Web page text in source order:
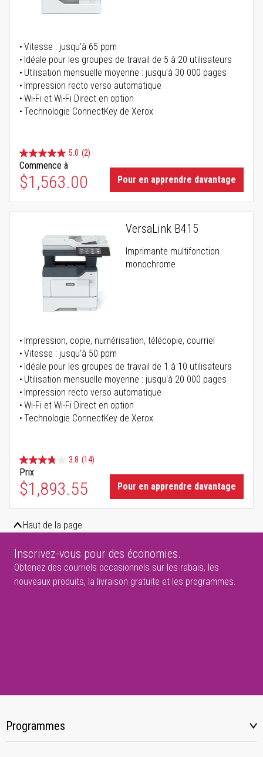
Vitesse : jusqu'à 65 ppm
Idéale pour les groupes de travail de 5 à 20 utilisateurs
Utilisation mensuelle moyenne : jusqu'à 30 000 pages
Impression recto verso automatique
Wi-Fi et Wi-Fi Direct en option
Technologie ConnectKey de Xerox
5.0 (2)
Commence à
$1,563.00 Pour en apprendre davantage
VersaLink B415
Imprimante multifonction
monochrome
Impression, copie, numérisation, télécopie, courriel
Vitesse : jusqu'à 50 ppm
Idéale pour les groupes de travail de 1 à 10 utilisateurs
Utilisation mensuelle moyenne : jusqu'à 20 000 pages
Impression recto verso automatique
Wi-Fi et Wi-Fi Direct en option
Technologie ConnectKey de Xerox
3.8 (14)
Prix
$1,893.55 Pour en apprendre davantage
Haut de la page
Inscrivez-vous pour des économies.
Obtenez des courriels occasionnels sur les rabais, les
nouveaux produits, la livraison gratuite et les programmes.
Programmes